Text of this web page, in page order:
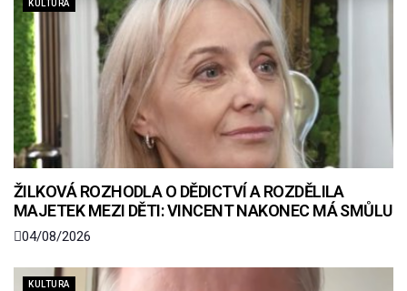
KULTURA
ŽILKOVÁ ROZHODLA O DĚDICTVÍ A ROZDĚLILA
MAJETEK MEZI DĚTI: VINCENT NAKONEC MÁ SMŮLU
04/08/2026
KULTURA